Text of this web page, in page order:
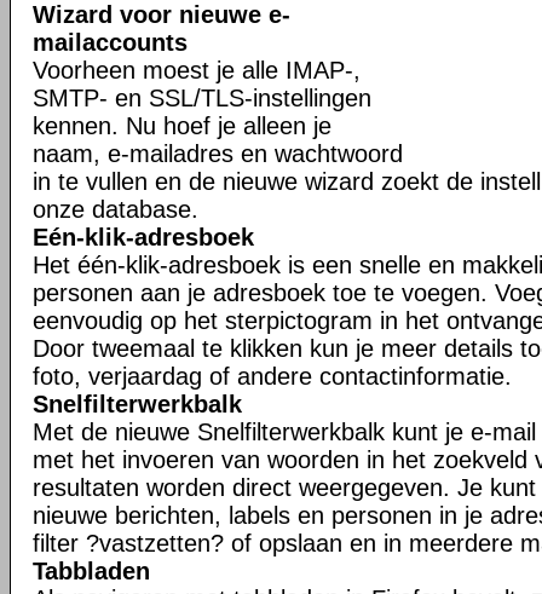
Wizard voor nieuwe e-
mailaccounts
Voorheen moest je alle IMAP-,
SMTP- en SSL/TLS-instellingen
kennen. Nu hoef je alleen je
naam, e-mailadres en wachtwoord
in te vullen en de nieuwe wizard zoekt de
onze database.
Eén-klik-adresboek
Het één-klik-adresboek is een snelle en
personen aan je adresboek toe te voegen.
eenvoudig op het sterpictogram in het
Door tweemaal te klikken kun je meer details
foto, verjaardag of andere contactinformatie.
Snelfilterwerkbalk
Met de nieuwe Snelfilterwerkbalk kunt je e-
met het invoeren van woorden in het zoekveld
resultaten worden direct weergegeven. Je
nieuwe berichten, labels en personen in je
filter ?vastzetten? of opslaan en in meerdere
Tabbladen